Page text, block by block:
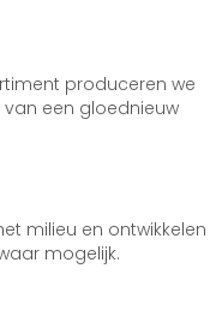
produceren we
van een gloednieuw
milieu en ontwikkelen
mogelijk.